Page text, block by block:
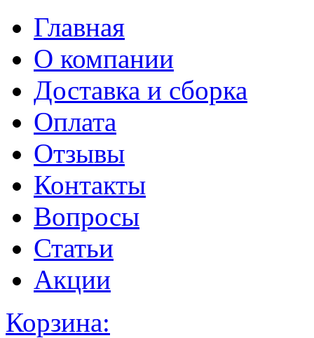
Главная
О компании
Доставка и сборка
Оплата
Отзывы
Контакты
Вопросы
Статьи
Акции
Корзина: